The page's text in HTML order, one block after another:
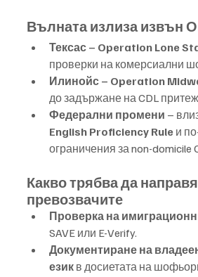
Вълната излиза извън
Тексас – Operation Lone
проверки на комерсиални
Илинойс – Operation
до задържане на CDL
Федерални промени –
English Proficiency Rule и
ограничения за non-domicile
Какво трябва да
превозвачите
Проверка на
SAVE или E-Verify.
Документиране на
език в досиетата на